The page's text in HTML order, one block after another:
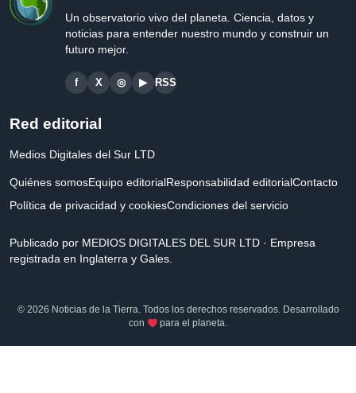
Un observatorio vivo del planeta. Ciencia, datos y
noticias para entender nuestro mundo y construir un
futuro mejor.
f X ◎ ▶ RSS
Red editorial
Medios Digitales del Sur LTD
Quiénes somosEquipo editorialResponsabilidad editorialContacto
Política de privacidad y cookiesCondiciones del servicio
Publicado por MEDIOS DIGITALES DEL SUR LTD · Empresa
registrada en Inglaterra y Gales.
© 2026 Noticias de la Tierra. Todos los derechos reservados. Desarrollado
con
para el planeta.